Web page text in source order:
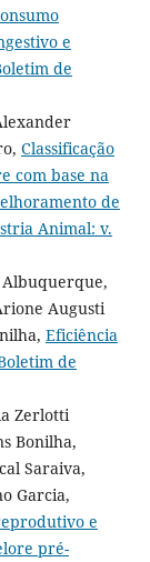
e
de
Classificação
com base na
de
Animal: v.
Albuquerque,
Augusti
Eficiência
de
Zerlotti
Bonilha,
Saraiva,
Garcia,
e
pré-